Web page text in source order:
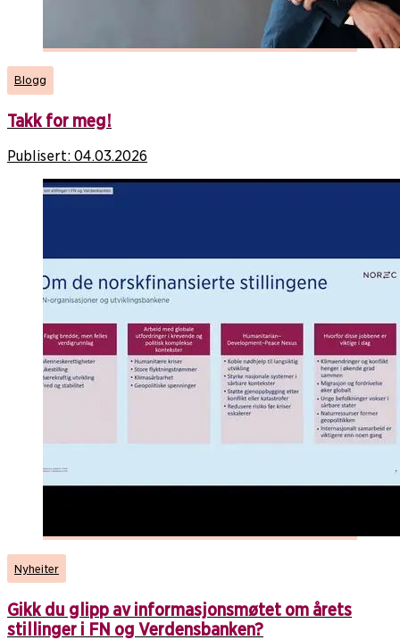
Blogg
Takk for meg!
Publisert: 04.03.2026
Nyheiter
Gikk du glipp av informasjonsmøtet om årets
stillinger i FN og Verdensbanken?